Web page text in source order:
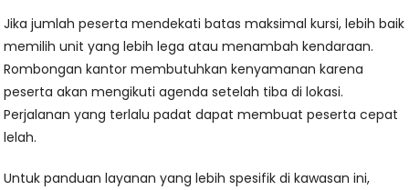
Jika jumlah peserta mendekati batas maksimal kursi, lebih baik
memilih unit yang lebih lega atau menambah kendaraan.
Rombongan kantor membutuhkan kenyamanan karena
peserta akan mengikuti agenda setelah tiba di lokasi.
Perjalanan yang terlalu padat dapat membuat peserta cepat
lelah.
Untuk panduan layanan yang lebih spesifik di kawasan ini,